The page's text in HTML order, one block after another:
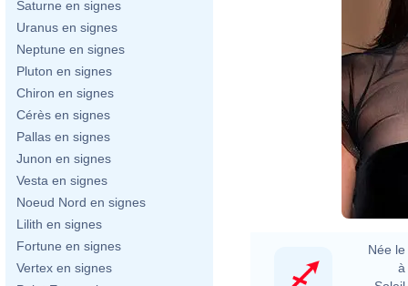
Saturne en signes
Uranus en signes
Neptune en signes
Pluton en signes
Chiron en signes
Cérès en signes
Pallas en signes
Junon en signes
Vesta en signes
Noeud Nord en signes
Lilith en signes
Fortune en signes
Vertex en signes
Née le
à